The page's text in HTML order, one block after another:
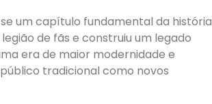
um capítulo fundamental da história
de fãs e construiu um legado
era de maior modernidade e
tradicional como novos